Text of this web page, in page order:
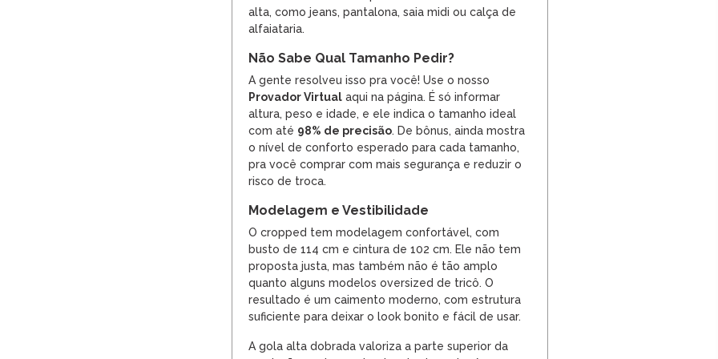
alta, como jeans, pantalona, saia midi ou calça de
alfaiataria.
Não Sabe Qual Tamanho Pedir?
A gente resolveu isso pra você! Use o nosso
Provador Virtual aqui na página. É só informar
altura, peso e idade, e ele indica o tamanho ideal
com até 98% de precisão. De bônus, ainda mostra
o nível de conforto esperado para cada tamanho,
pra você comprar com mais segurança e reduzir o
risco de troca.
Modelagem e Vestibilidade
O cropped tem modelagem confortável, com
busto de 114 cm e cintura de 102 cm. Ele não tem
proposta justa, mas também não é tão amplo
quanto alguns modelos oversized de tricô. O
resultado é um caimento moderno, com estrutura
suficiente para deixar o look bonito e fácil de usar.
A gola alta dobrada valoriza a parte superior da